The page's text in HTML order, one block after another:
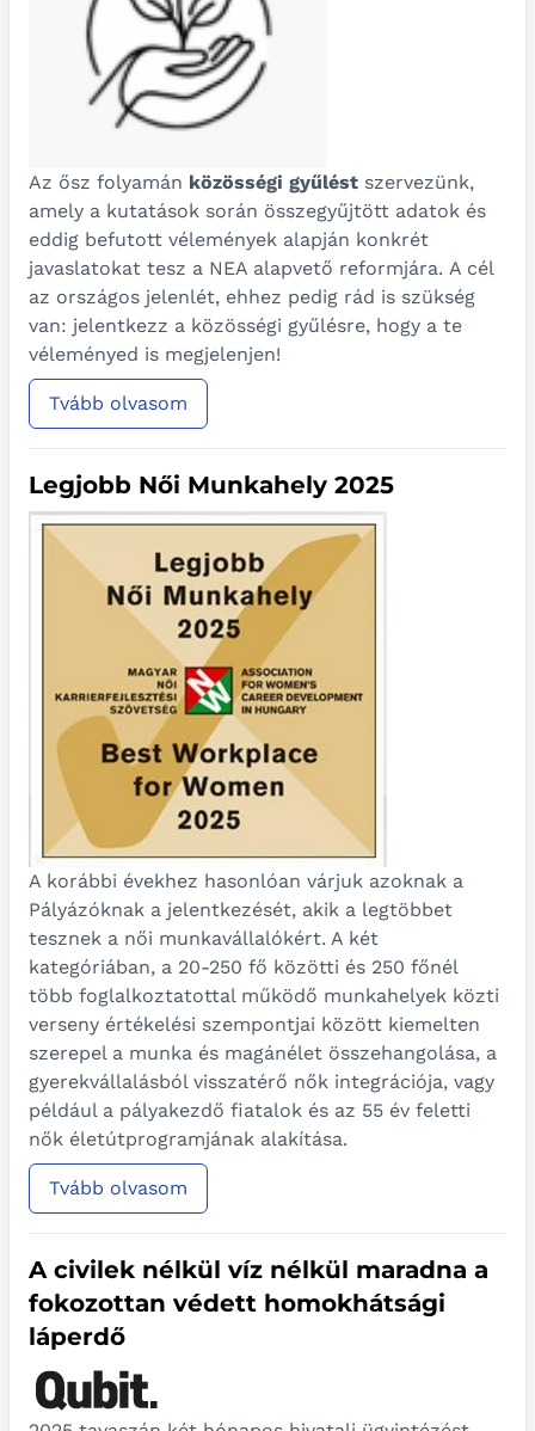
Az ősz folyamán közösségi gyűlést szervezünk,
amely a kutatások során összegyűjtött adatok és
eddig befutott vélemények alapján konkrét
javaslatokat tesz a NEA alapvető reformjára. A cél
az országos jelenlét, ehhez pedig rád is szükség
van: jelentkezz a közösségi gyűlésre, hogy a te
véleményed is megjelenjen!
Tvább olvasom
Legjobb Női Munkahely 2025
A korábbi évekhez hasonlóan várjuk azoknak a
Pályázóknak a jelentkezését, akik a legtöbbet
tesznek a női munkavállalókért. A két
kategóriában, a 20-250 fő közötti és 250 főnél
több foglalkoztatottal működő munkahelyek közti
verseny értékelési szempontjai között kiemelten
szerepel a munka és magánélet összehangolása, a
gyerekvállalásból visszatérő nők integrációja, vagy
például a pályakezdő fiatalok és az 55 év feletti
nők életútprogramjának alakítása.
Tvább olvasom
A civilek nélkül víz nélkül maradna a
fokozottan védett homokhátsági
láperdő